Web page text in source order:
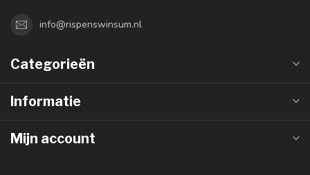
info@rispenswinsum.nl
Categorieën
Informatie
Mijn account